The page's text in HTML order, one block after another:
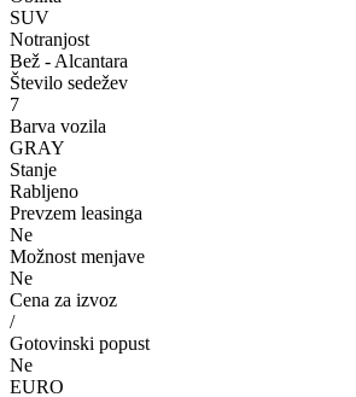
SUV
Notranjost
Bež - Alcantara
Število sedežev
7
Barva vozila
GRAY
Stanje
Rabljeno
Prevzem leasinga
Ne
Možnost menjave
Ne
Cena za izvoz
/
Gotovinski popust
Ne
EURO